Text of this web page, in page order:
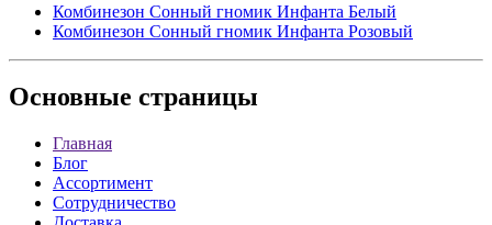
Комбинезон Сонный гномик Инфанта Белый
Комбинезон Сонный гномик Инфанта Розовый
Основные страницы
Главная
Блог
Ассортимент
Сотрудничество